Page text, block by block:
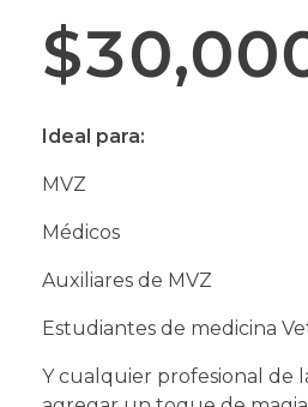
$
Ideal para:
MVZ
Médicos
Auxiliares de MVZ
Estudiantes de medicina
Y cualquier profesional de